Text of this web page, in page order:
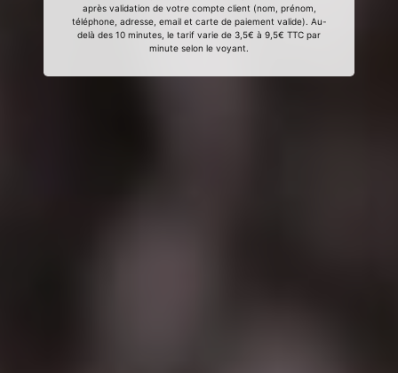
après validation de votre compte client (nom, prénom,
téléphone, adresse, email et carte de paiement valide). Au-
delà des 10 minutes, le tarif varie de 3,5€ à 9,5€ TTC par
minute selon le voyant.